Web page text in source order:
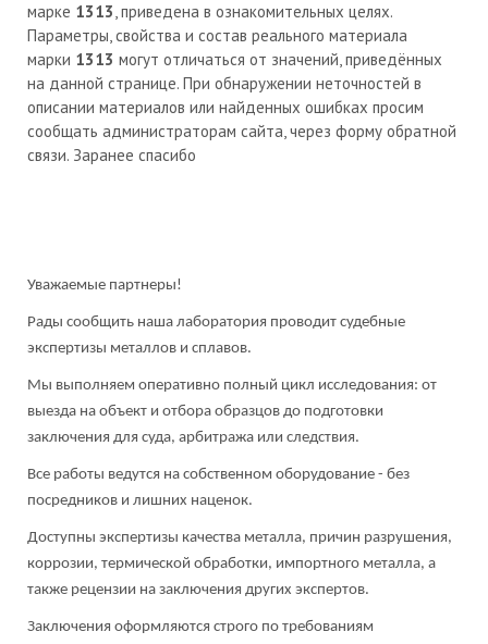
марке 1313, приведена в ознакомительных целях.
Параметры, свойства и состав реального материала
марки 1313 могут отличаться от значений, приведённых
на данной странице. При обнаружении неточностей в
описании материалов или найденных ошибках просим
сообщать администраторам сайта, через форму обратной
связи. Заранее спасибо
Уважаемые партнеры!
Рады сообщить наша лаборатория проводит судебные
экспертизы металлов и сплавов.
Мы выполняем оперативно полный цикл исследования: от
выезда на объект и отбора образцов до подготовки
заключения для суда, арбитража или следствия.
Все работы ведутся на собственном оборудование - без
посредников и лишних наценок.
Доступны экспертизы качества металла, причин разрушения,
коррозии, термической обработки, импортного металла, а
также рецензии на заключения других экспертов.
Заключения оформляются строго по требованиям